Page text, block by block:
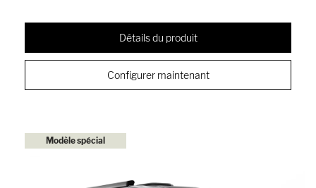
Détails du produit
Configurer maintenant
Modèle spécial